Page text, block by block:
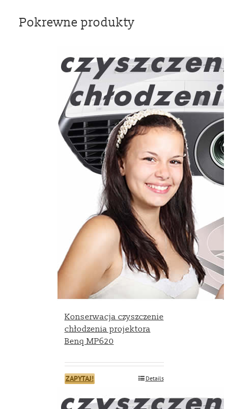
Pokrewne produkty
Konserwacja czyszczenie
chłodzenia projektora
Benq MP620
ZAPYTAJ! Details